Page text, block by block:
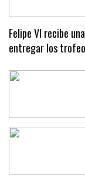
Felipe VI recibe
entregar los